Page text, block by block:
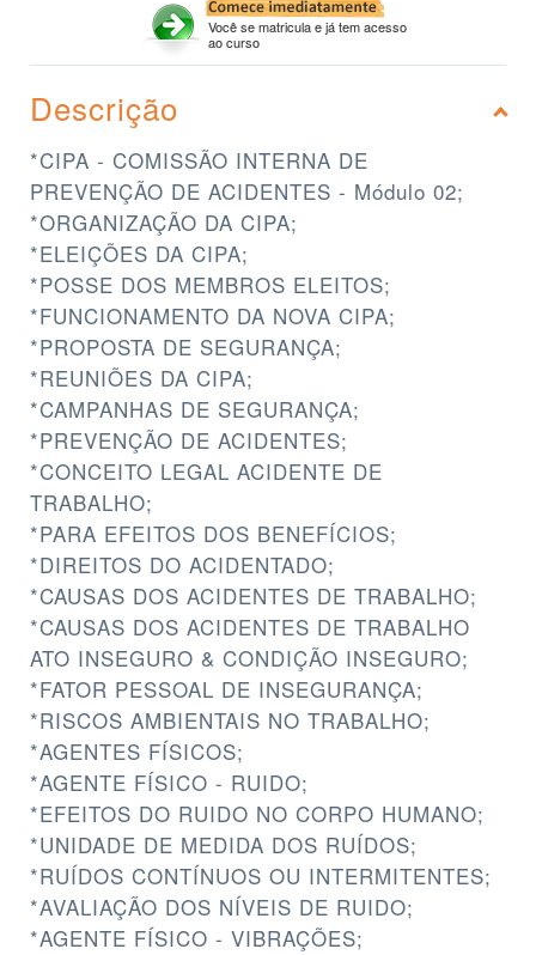
Você se matricula e já tem acesso
ao curso
Descrição
*CIPA - COMISSÃO INTERNA DE
PREVENÇÃO DE ACIDENTES - Módulo 02;
*ORGANIZAÇÃO DA CIPA;
*ELEIÇÕES DA CIPA;
*POSSE DOS MEMBROS ELEITOS;
*FUNCIONAMENTO DA NOVA CIPA;
*PROPOSTA DE SEGURANÇA;
*REUNIÕES DA CIPA;
*CAMPANHAS DE SEGURANÇA;
*PREVENÇÃO DE ACIDENTES;
*CONCEITO LEGAL ACIDENTE DE
TRABALHO;
*PARA EFEITOS DOS BENEFÍCIOS;
*DIREITOS DO ACIDENTADO;
*CAUSAS DOS ACIDENTES DE TRABALHO;
*CAUSAS DOS ACIDENTES DE TRABALHO
ATO INSEGURO & CONDIÇÃO INSEGURO;
*FATOR PESSOAL DE INSEGURANÇA;
*RISCOS AMBIENTAIS NO TRABALHO;
*AGENTES FÍSICOS;
*AGENTE FÍSICO - RUIDO;
*EFEITOS DO RUIDO NO CORPO HUMANO;
*UNIDADE DE MEDIDA DOS RUÍDOS;
*RUÍDOS CONTÍNUOS OU INTERMITENTES;
*AVALIAÇÃO DOS NÍVEIS DE RUIDO;
*AGENTE FÍSICO - VIBRAÇÕES;